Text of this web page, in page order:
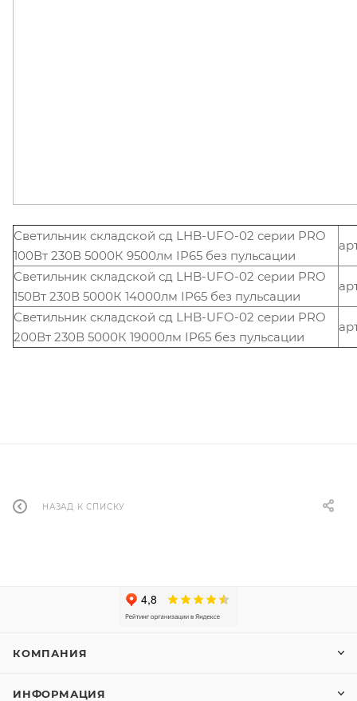
Светильник складской сд LHB-UFO-02 серии PRO
100Вт 230В 5000К 9500лм IP65 без пульсации
Светильник складской сд LHB-UFO-02 серии PRO
150Вт 230В 5000К 14000лм IP65 без пульсации
Светильник складской сд LHB-UFO-02 серии PRO
200Вт 230В 5000К 19000лм IP65 без пульсации
НАЗАД К СПИСКУ
КОМПАНИЯ
ИНФОРМАЦИЯ